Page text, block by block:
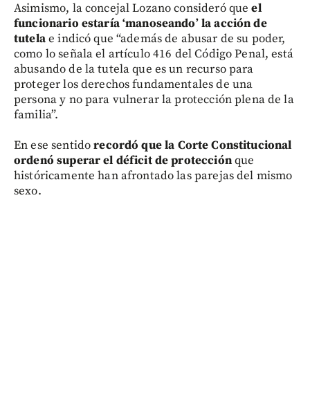
Asimismo, la concejal Lozano consideró que el
funcionario estaría ‘manoseando’ la acción de
tutelae indicó que “además de abusar de su poder,
como lo señala el artículo 416 del Código Penal, está
abusando de la tutela que es un recurso para
proteger los derechos fundamentales de una
persona y no para vulnerar la protección plena de la
familia”.
En ese sentidorecordó que la Corte Constitucional
ordenó superar el déficit de protecciónque
históricamente han afrontado las parejas del mismo
sexo.